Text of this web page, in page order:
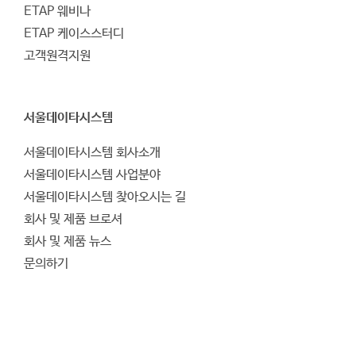
ETAP 웨비나
ETAP 케이스스터디
고객원격지원
서울데이타시스템
서울데이타시스템 회사소개
서울데이타시스템 사업분야
서울데이타시스템 찾아오시는 길
회사 및 제품 브로셔
회사 및 제품 뉴스
문의하기